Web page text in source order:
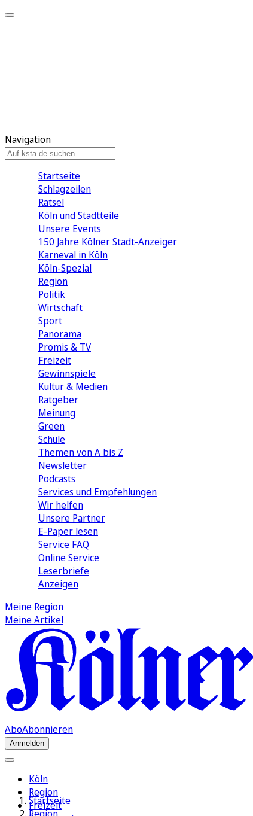
Navigation
Startseite
Schlagzeilen
Rätsel
Köln und Stadtteile
Unsere Events
150 Jahre Kölner Stadt-Anzeiger
Karneval in Köln
Köln-Spezial
Region
Politik
Wirtschaft
Sport
Panorama
Promis & TV
Freizeit
Gewinnspiele
Kultur & Medien
Ratgeber
Meinung
Green
Schule
Themen von A bis Z
Newsletter
Podcasts
Services und Empfehlungen
Wir helfen
Unsere Partner
E-Paper lesen
Service FAQ
Online Service
Leserbriefe
Anzeigen
Meine Region
Meine Artikel
AboAbonnieren
Anmelden
Köln
Region
Freizeit
Startseite